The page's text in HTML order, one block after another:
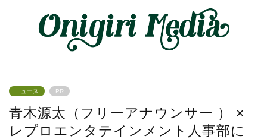
ニュース PR
青木源太（フリーアナウンサー ） ×
レプロエンタテインメント人事部に